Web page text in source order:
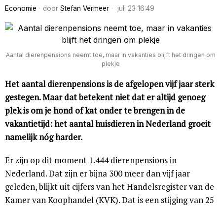
Economie door Stefan Vermeer juli 23 16:49
Aantal dierenpensions neemt toe, maar in vakanties blijft het dringen om
plekje
Het aantal dierenpensions is de afgelopen vijf jaar sterk
gestegen. Maar dat betekent niet dat er altijd genoeg
plek is om je hond of kat onder te brengen in de
vakantietijd: het aantal huisdieren in Nederland groeit
namelijk nóg harder.
Er zijn op dit moment 1.444 dierenpensions in
Nederland. Dat zijn er bijna 300 meer dan vijf jaar
geleden, blijkt uit cijfers van het Handelsregister van de
Kamer van Koophandel (KVK). Dat is een stijging van 25